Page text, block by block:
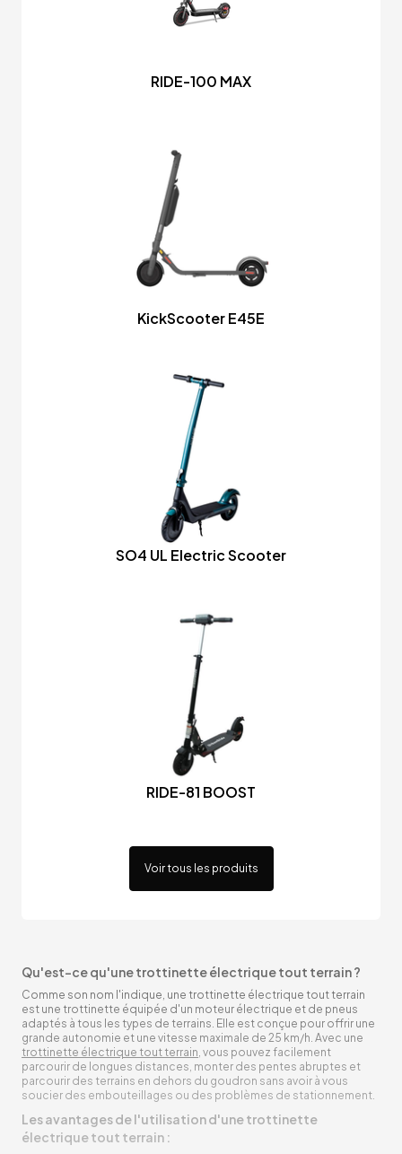
RIDE-100 MAX
KickScooter E45E
SO4 UL Electric Scooter
RIDE-81 BOOST
Voir tous les produits
Qu'est-ce qu'une trottinette électrique tout terrain ?
Comme son nom l'indique, une trottinette électrique tout terrain
est une trottinette équipée d'un moteur électrique et de pneus
adaptés à tous les types de terrains. Elle est conçue pour offrir une
grande autonomie et une vitesse maximale de 25 km/h. Avec une
trottinette électrique tout terrain, vous pouvez facilement
parcourir de longues distances, monter des pentes abruptes et
parcourir des terrains en dehors du goudron sans avoir à vous
soucier des embouteillages ou des problèmes de stationnement.
Les avantages de l'utilisation d'une trottinette
électrique tout terrain :